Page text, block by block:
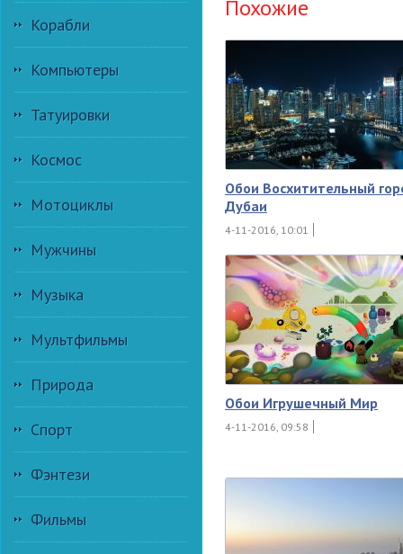
Корабли
Компьютеры
Татуировки
Космос
Мотоциклы
Мужчины
Музыка
Мультфильмы
Природа
Спорт
Фэнтези
Фильмы
Похожие
Обои Восхитительный
Дубаи
4-11-2016, 10:01
Обои Игрушечный Мир
4-11-2016, 09:58